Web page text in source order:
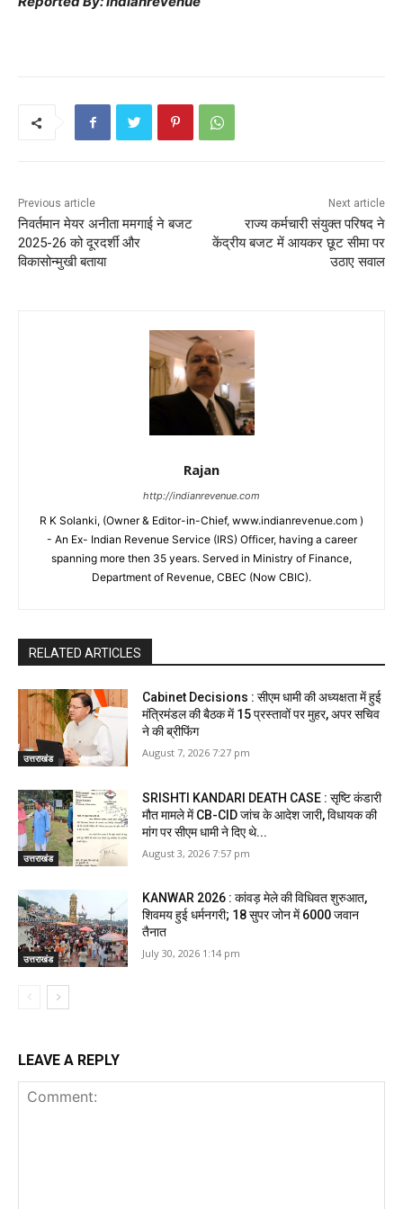
Previous article
निवर्तमान मेयर अनीता ममगाई ने बजट
2025-26 को दूरदर्शी और
विकासोन्मुखी बताया
Next article
राज्य कर्मचारी संयुक्त परिषद ने
केंद्रीय बजट में आयकर छूट सीमा पर
उठाए सवाल
Rajan
http://indianrevenue.com
R K Solanki, (Owner & Editor-in-Chief, www.indianrevenue.com )
- An Ex- Indian Revenue Service (IRS) Officer, having a career
spanning more then 35 years. Served in Ministry of Finance,
Department of Revenue, CBEC (Now CBIC).
RELATED ARTICLES
उत्तराखंड
Cabinet Decisions : सीएम धामी की अध्यक्षता में हुई
मंत्रिमंडल की बैठक में 15 प्रस्तावों पर मुहर, अपर सचिव
ने की ब्रीफिंग
August 7, 2026 7:27 pm
उत्तराखंड
SRISHTI KANDARI DEATH CASE : सृष्टि कंडारी
मौत मामले में CB-CID जांच के आदेश जारी, विधायक की
मांग पर सीएम धामी ने दिए थे...
August 3, 2026 7:57 pm
उत्तराखंड
KANWAR 2026 : कांवड़ मेले की विधिवत शुरुआत,
शिवमय हुई धर्मनगरी; 18 सुपर जोन में 6000 जवान
तैनात
July 30, 2026 1:14 pm
LEAVE A REPLY